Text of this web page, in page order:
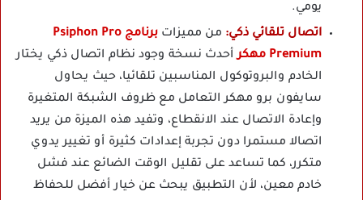
يومي.
اتصال تلقائي ذكي: من مميزات
برنامج Psiphon Pro
Premium مهكر
أحدث نسخة وجود نظام اتصال ذكي يختار
الخادم والبروتوكول المناسبين تلقائيا، حيث يحاول
سايفون برو مهكر التعامل مع ظروف الشبكة المتغيرة
وإعادة الاتصال عند الانقطاع، وتفيد هذه الميزة من يريد
اتصالا مستمرا دون تجربة إعدادات كثيرة أو تغيير يدوي
متكرر، كما تساعد على تقليل الوقت الضائع عند فشل
خادم معين، لأن التطبيق يبحث عن خيار أفضل للحفاظ